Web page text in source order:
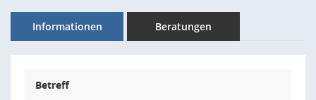
Informationen Beratungen
Betreff